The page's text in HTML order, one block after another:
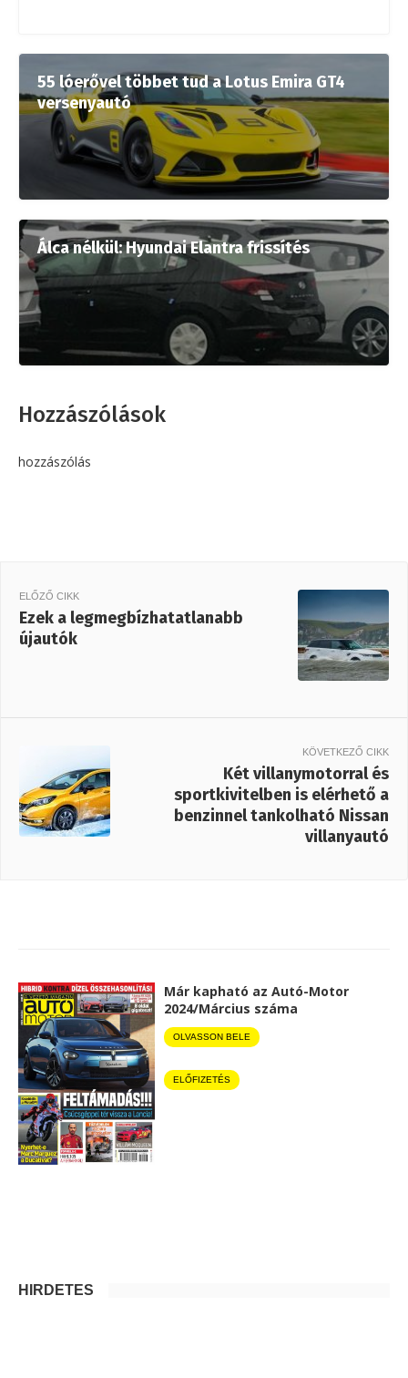
55 lóerővel többet tud a Lotus Emira GT4
versenyautó
Álca nélkül: Hyundai Elantra frissítés
Hozzászólások
hozzászólás
ELŐZŐ CIKK
Ezek a legmegbízhatatlanabb
újautók
KÖVETKEZŐ CIKK
Két villanymotorral és
sportkivitelben is elérhető a
benzinnel tankolható Nissan
villanyautó
Már kapható az Autó-Motor
2024/Március száma
OLVASSON BELE
ELŐFIZETÉS
HIRDETÉS